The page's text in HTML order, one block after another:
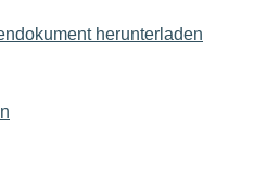
herunterladen